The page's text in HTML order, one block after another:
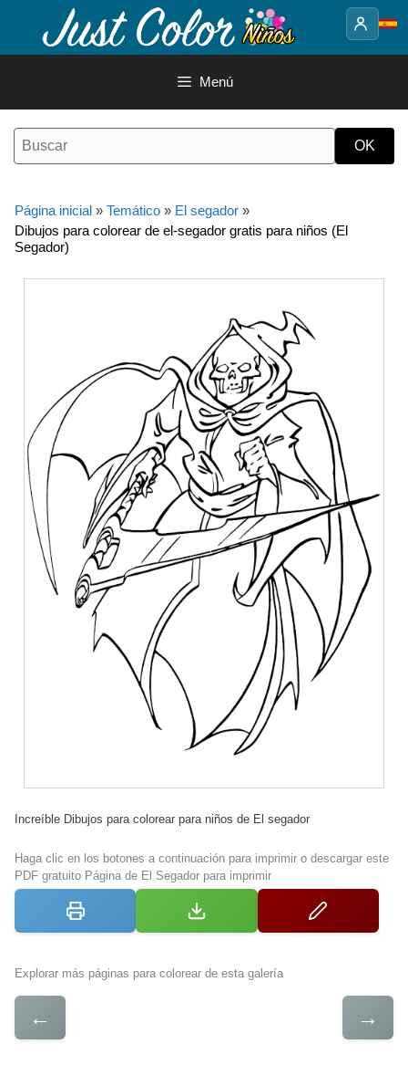
contenido
Menú
Página inicial » Temático » El segador »
Dibujos para colorear de el-segador gratis para niños (El
Segador)
Increíble Dibujos para colorear para niños de El segador
Haga clic en los botones a continuación para imprimir o descargar este
PDF gratuito Página de El Segador para imprimir
Explorar más páginas para colorear de esta galería
← →